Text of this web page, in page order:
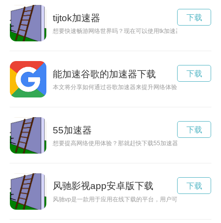
tijtok加速器
想要快速畅游网络世界吗？现在可以使用tk加速器的永久免费
下载
能加速谷歌的加速器下载
本文将分享如何通过谷歌加速器来提升网络体验，探讨加速器
下载
55加速器
想要提高网络使用体验？那就赶快下载55加速器吧！它可以帮
下载
风驰影视app安卓版下载
风驰vp是一款用于应用在线下载的平台，用户可以在这里快速
下载